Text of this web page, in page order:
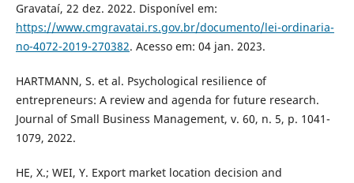
Gravataí, 22 dez. 2022. Disponível em:
https://www.cmgravatai.rs.gov.br/documento/lei-ordinaria-
no-4072-2019-270382. Acesso em: 04 jan. 2023.
HARTMANN, S. et al. Psychological resilience of
entrepreneurs: A review and agenda for future research.
Journal of Small Business Management, v. 60, n. 5, p. 1041-
1079, 2022.
HE, X.; WEI, Y. Export market location decision and